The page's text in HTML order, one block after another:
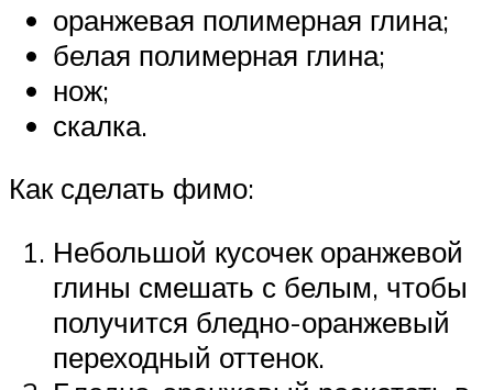
оранжевая полимерная глина;
белая полимерная глина;
нож;
скалка.
Как сделать фимо:
Небольшой кусочек оранжевой
глины смешать с белым, чтобы
получится бледно-оранжевый
переходный оттенок.